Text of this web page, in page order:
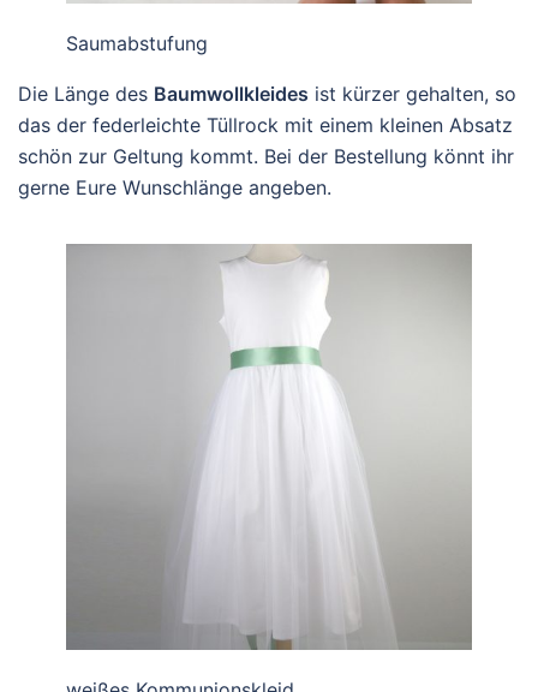
Saumabstufung
Die Länge des Baumwollkleides ist kürzer gehalten, so
das der federleichte Tüllrock mit einem kleinen Absatz
schön zur Geltung kommt. Bei der Bestellung könnt ihr
gerne Eure Wunschlänge angeben.